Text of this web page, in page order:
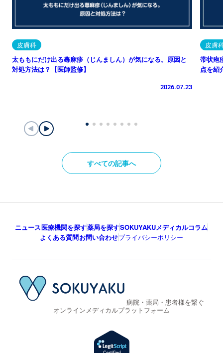
皮膚科
太ももにだけ出る蕁麻疹（じんましん）が気になる。原因と
対処方法は？【医師監修】
2026.07.23
皮膚
帯状疱
点を紹
すべての記事へ
ニュース医療機関を探す薬局を探すSOKUYAKUメディカルコラム
よくある質問お問い合わせプライバシーポリシー
病院・薬局・患者様を繋ぐ
オンラインメディカルプラットフォーム